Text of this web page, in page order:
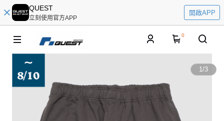
QUEST
立刻使用官方APP
開啟APP
0
1/3